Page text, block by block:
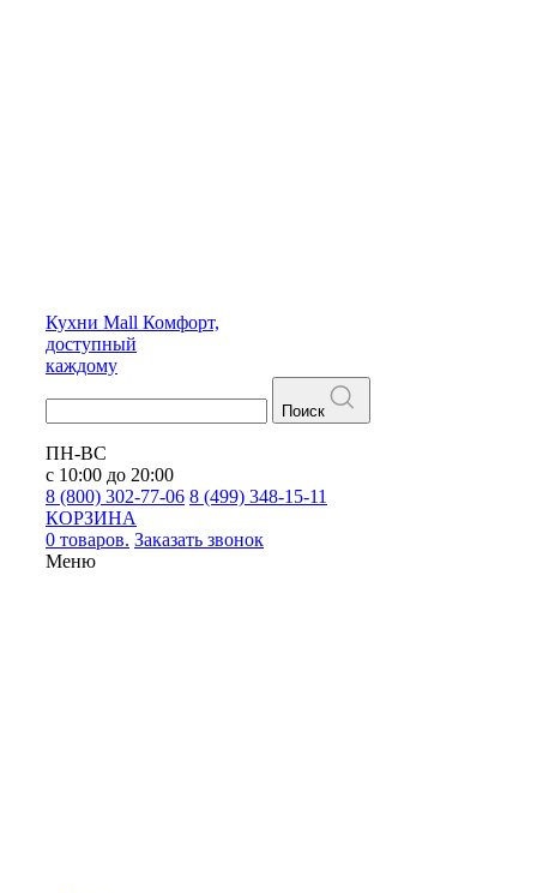
Кухни Mall Комфорт,
доступный
каждому
Поиск
ПН-ВС
с 10:00 до 20:00
8 (800) 302-77-06 8 (499) 348-15-11
КОРЗИНА
0 товаров. Заказать звонок
Меню